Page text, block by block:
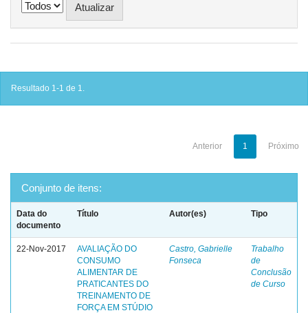
Resultado 1-1 de 1.
Anterior 1 Próximo
Conjunto de itens:
Data do
documento
Título Autor(es) Tipo
22-Nov-2017
AVALIAÇÃO DO
CONSUMO
ALIMENTAR DE
PRATICANTES DO
TREINAMENTO DE
FORÇA EM STÚDIO
Castro, Gabrielle
Fonseca
Trabalho
de
Conclusão
de Curso